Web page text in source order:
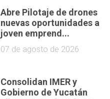
Abre Pilotaje de drones
nuevas oportunidades a
joven emprend...
07 de agosto de 2026
Consolidan IMER y
Gobierno de Yucatán